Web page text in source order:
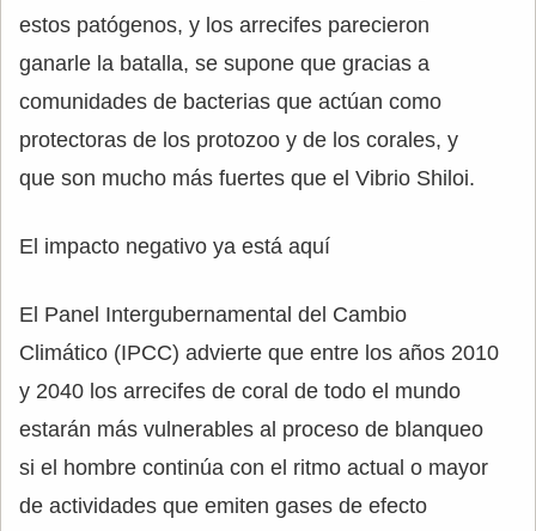
estos patógenos, y los arrecifes parecieron
ganarle la batalla, se supone que gracias a
comunidades de bacterias que actúan como
protectoras de los protozoo y de los corales, y
que son mucho más fuertes que el Vibrio Shiloi.
El impacto negativo ya está aquí
El Panel Intergubernamental del Cambio
Climático (IPCC) advierte que entre los años 2010
y 2040 los arrecifes de coral de todo el mundo
estarán más vulnerables al proceso de blanqueo
si el hombre continúa con el ritmo actual o mayor
de actividades que emiten gases de efecto